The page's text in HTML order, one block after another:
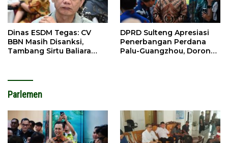
Dinas ESDM Tegas: CV
BBN Masih Disanksi,
Tambang Sirtu Baliara
DPRD Sulteng Apresiasi
Penerbangan Perdana
Palu-Guangzhou, Dorong
Parlemen